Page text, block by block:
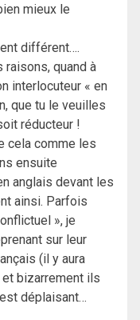
mieux le
différent….
quand à
interlocuteur « en
que tu le veuilles
réducteur !
cela comme les
ensuite
anglais devant les
ainsi. Parfois
», je
sur leur
(il y aura
bizarrement ils
déplaisant…